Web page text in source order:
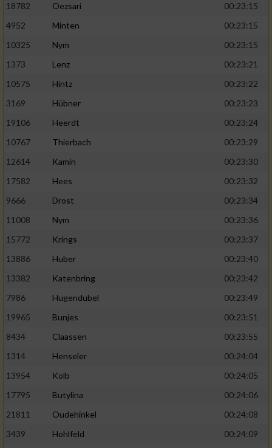
18782
Oezsari
00:23:15
4952
Minten
00:23:15
10325
Nym
00:23:15
1373
Lenz
00:23:21
10575
Hintz
00:23:22
3169
Hübner
00:23:23
19106
Heerdt
00:23:24
10767
Thierbach
00:23:29
12614
Kamin
00:23:30
17582
Hees
00:23:32
9666
Drost
00:23:34
11008
Nym
00:23:36
15772
Krings
00:23:37
13886
Huber
00:23:40
13382
Katenbring
00:23:42
7986
Hugendubel
00:23:49
19965
Bunjes
00:23:51
8434
Claassen
00:23:55
1314
Henseler
00:24:04
13954
Kolb
00:24:05
17795
Butylina
00:24:06
21811
Oudehinkel
00:24:08
3439
Hohlfeld 00:24:09